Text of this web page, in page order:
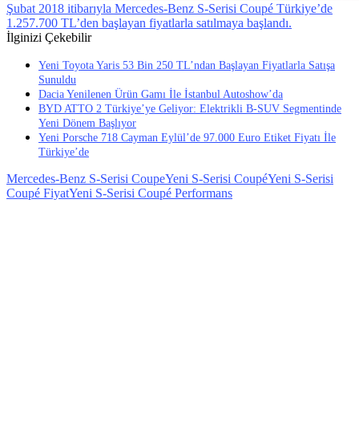
Şubat 2018 itibarıyla Mercedes-Benz S-Serisi Coupé Türkiye’de
1.257.700 TL’den başlayan fiyatlarla satılmaya başlandı.
İlginizi Çekebilir
Yeni Toyota Yaris 53 Bin 250 TL’ndan Başlayan Fiyatlarla Satışa
Sunuldu
Dacia Yenilenen Ürün Gamı İle İstanbul Autoshow’da
BYD ATTO 2 Türkiye’ye Geliyor: Elektrikli B-SUV Segmentinde
Yeni Dönem Başlıyor
Yeni Porsche 718 Cayman Eylül’de 97.000 Euro Etiket Fiyatı İle
Türkiye’de
Mercedes-Benz S-Serisi CoupeYeni S-Serisi CoupéYeni S-Serisi
Coupé FiyatYeni S-Serisi Coupé Performans